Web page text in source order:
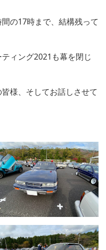
の17時まで、結構残って
ィング2021も幕を閉じ
様、そしてお話しさせて